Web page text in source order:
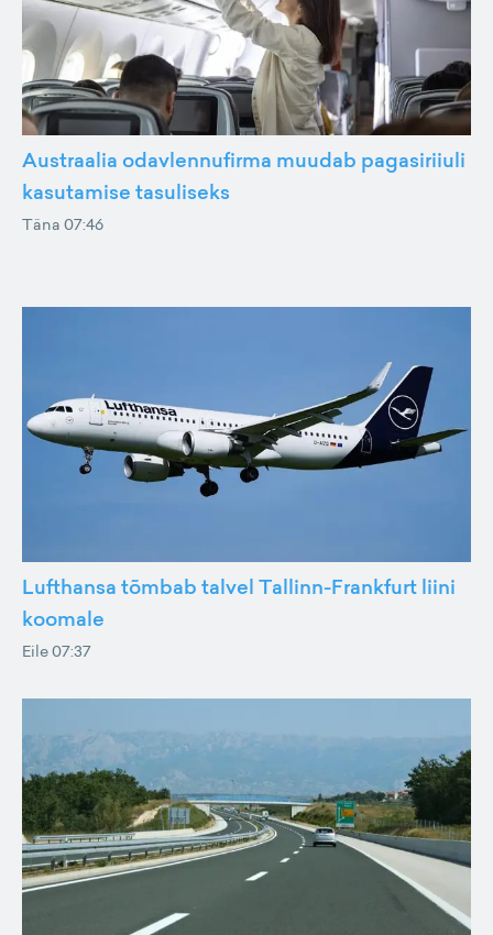
Austraalia odavlennufirma muudab pagasiriiuli
kasutamise tasuliseks
Täna 07:46
Lufthansa tõmbab talvel Tallinn-Frankfurt liini
koomale
Eile 07:37